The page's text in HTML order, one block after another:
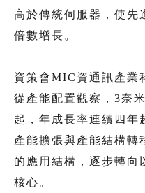
高於傳統伺服器，使先
倍數增長。
資策會MIC資通訊產業
從產能配置觀察，3奈
起，年成長率連續四年
產能擴張與產能結構轉
的應用結構，逐步轉向
核心。